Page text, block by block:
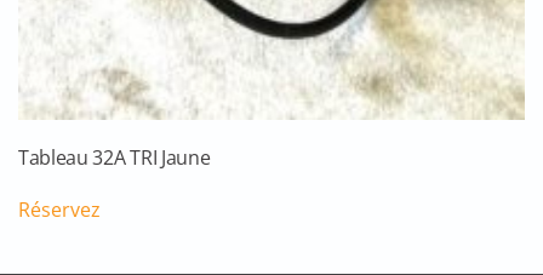
Tableau 32A TRI Jaune
Réservez